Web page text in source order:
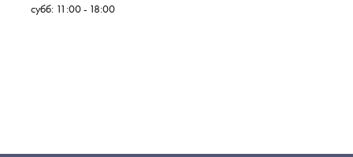
субб: 11:00 - 18:00